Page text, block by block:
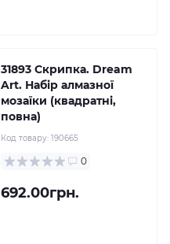
31893 Скрипка. Dream
Art. Набір алмазної
мозаїки (квадратні,
повна)
Код товару: 190665
0
692.00грн.